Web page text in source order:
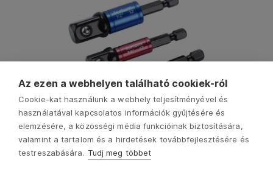
Az ezen a webhelyen található cookiek-ról
Cookie-kat használunk a webhely teljesítményével és
használatával kapcsolatos információk gyűjtésére és
elemzésére, a közösségi média funkcióinak biztosítására,
valamint a tartalom és a hirdetések továbbfejlesztésére és
testreszabására. Tudj meg többet